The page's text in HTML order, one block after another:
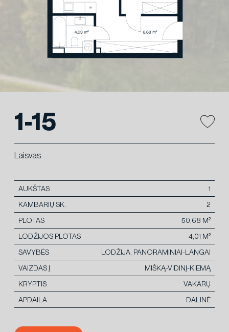
1-15
Laisvas
AUKŠTAS
1
KAMBARIŲ SK.
2
PLOTAS
50,68 M²
LODŽIJOS PLOTAS
4,01 M²
SAVYBĖS
LODŽIJA, PANORAMINIAI-LANGAI
VAIZDAS Į
MIŠKĄ-VIDINĮ-KIEMĄ
KRYPTIS
VAKARŲ
APDAILA
DALINĖ